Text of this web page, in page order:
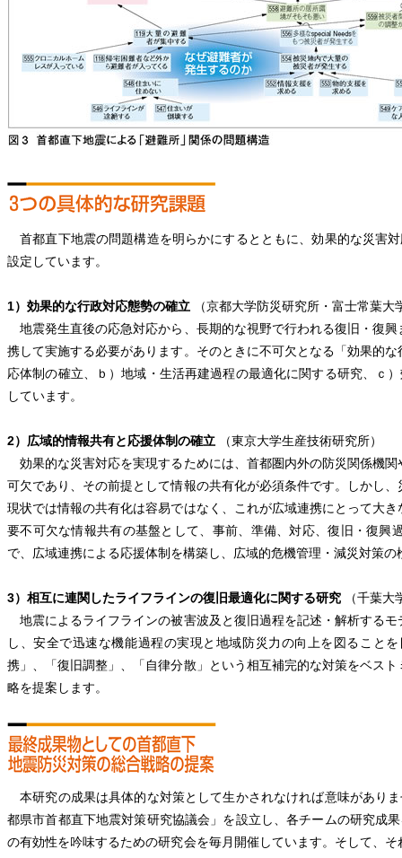
首都直下地震の問題構造を明らかにするとともに、効果的な災害
設定しています。
1）効果的な行政対応態勢の確立 （京都大学防災研究所・富士常葉大
地震発生直後の応急対応から、長期的な視野で行われる復旧・復
携して実施する必要があります。そのときに不可欠となる「効果的
応体制の確立、ｂ）地域・生活再建過程の最適化に関する研究、ｃ
しています。
2）広域的情報共有と応援体制の確立 （東京大学生産技術研究所）
効果的な災害対応を実現するためには、首都圏内外の防災関係機
可欠であり、その前提として情報の共有化が必須条件です。しかし
現状では情報の共有化は容易ではなく、これが広域連携にとって大
要不可欠な情報共有の基盤として、事前、準備、対応、復旧・復
で、広域連携による応援体制を構築し、広域的危機管理・減災対策
3）相互に連関したライフラインの復旧最適化に関する研究 （千葉大
地震によるライフラインの被害波及と復旧過程を記述・解析する
し、安全で迅速な機能過程の実現と地域防災力の向上を図ること
携」、「復旧調整」、「自律分散」という相互補完的な対策をベス
略を提案します。
本研究の成果は具体的な対策として生かされなければ意味があり
都県市首都直下地震対策研究協議会」を設立し、各チームの研究成
の有効性を吟味するための研究会を毎月開催しています。そして、